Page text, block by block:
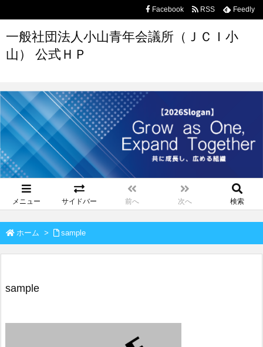
一般社団法人小山青年会議所（ＪＣＩ小
山） 公式ＨＰ
メニュー サイドバー 前へ 次へ 検索
Facebook RSS Feedly
ホーム > sample
sample